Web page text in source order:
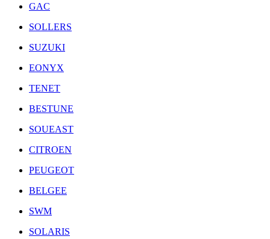
GAC
SOLLERS
SUZUKI
EONYX
TENET
BESTUNE
SOUEAST
CITROEN
PEUGEOT
BELGEE
SWM
SOLARIS